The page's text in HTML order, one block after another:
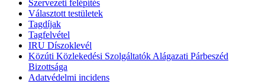
Szervezeti felépítés
Választott testületek
Tagdíjak
Tagfelvétel
IRU Díszoklevél
Közúti Közlekedési Szolgáltatók Alágazati Párbeszéd
Bizottsága
Adatvédelmi incidens